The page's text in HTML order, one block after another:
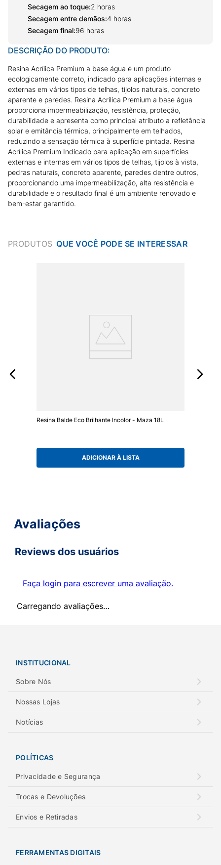
Secagem ao toque:2 horas
Secagem entre demãos:4 horas
Secagem final:96 horas
DESCRIÇÃO DO PRODUTO:
Resina Acrílica Premium a base água é um produto
ecologicamente correto, indicado para aplicações internas e
externas em vários tipos de telhas, tijolos naturais, concreto
aparente e paredes. Resina Acrílica Premium a base água
proporciona impermeabilização, resistência, proteção,
durabilidade e apresenta como principal atributo a refletância
solar e emitância térmica, principalmente em telhados,
reduzindo a sensação térmica à superfície pintada. Resina
Acrílica Premium Indicado para aplicação em superfícies
externas e internas em vários tipos de telhas, tijolos à vista,
pedras naturais, concreto aparente, paredes dentre outros,
proporcionando uma impermeabilização, alta resistência e
durabilidade e o resultado final é um ambiente renovado e
bem-estar garantido.
PRODUTOS
Resina Balde Eco Brilhante Incolor - Maza 18L
ADICIONAR À LISTA
Avaliações
Reviews dos usuários
Faça login para escrever uma avaliação.
Carregando avaliações…
INSTITUCIONAL
Sobre Nós
Nossas Lojas
Notícias
POLÍTICAS
Privacidade e Segurança
Trocas e Devoluções
Envios e Retiradas
FERRAMENTAS DIGITAIS